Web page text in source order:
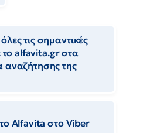
τις σημαντικές
το alfavita.gr στα
αναζήτησης της
Αlfavita στο Viber